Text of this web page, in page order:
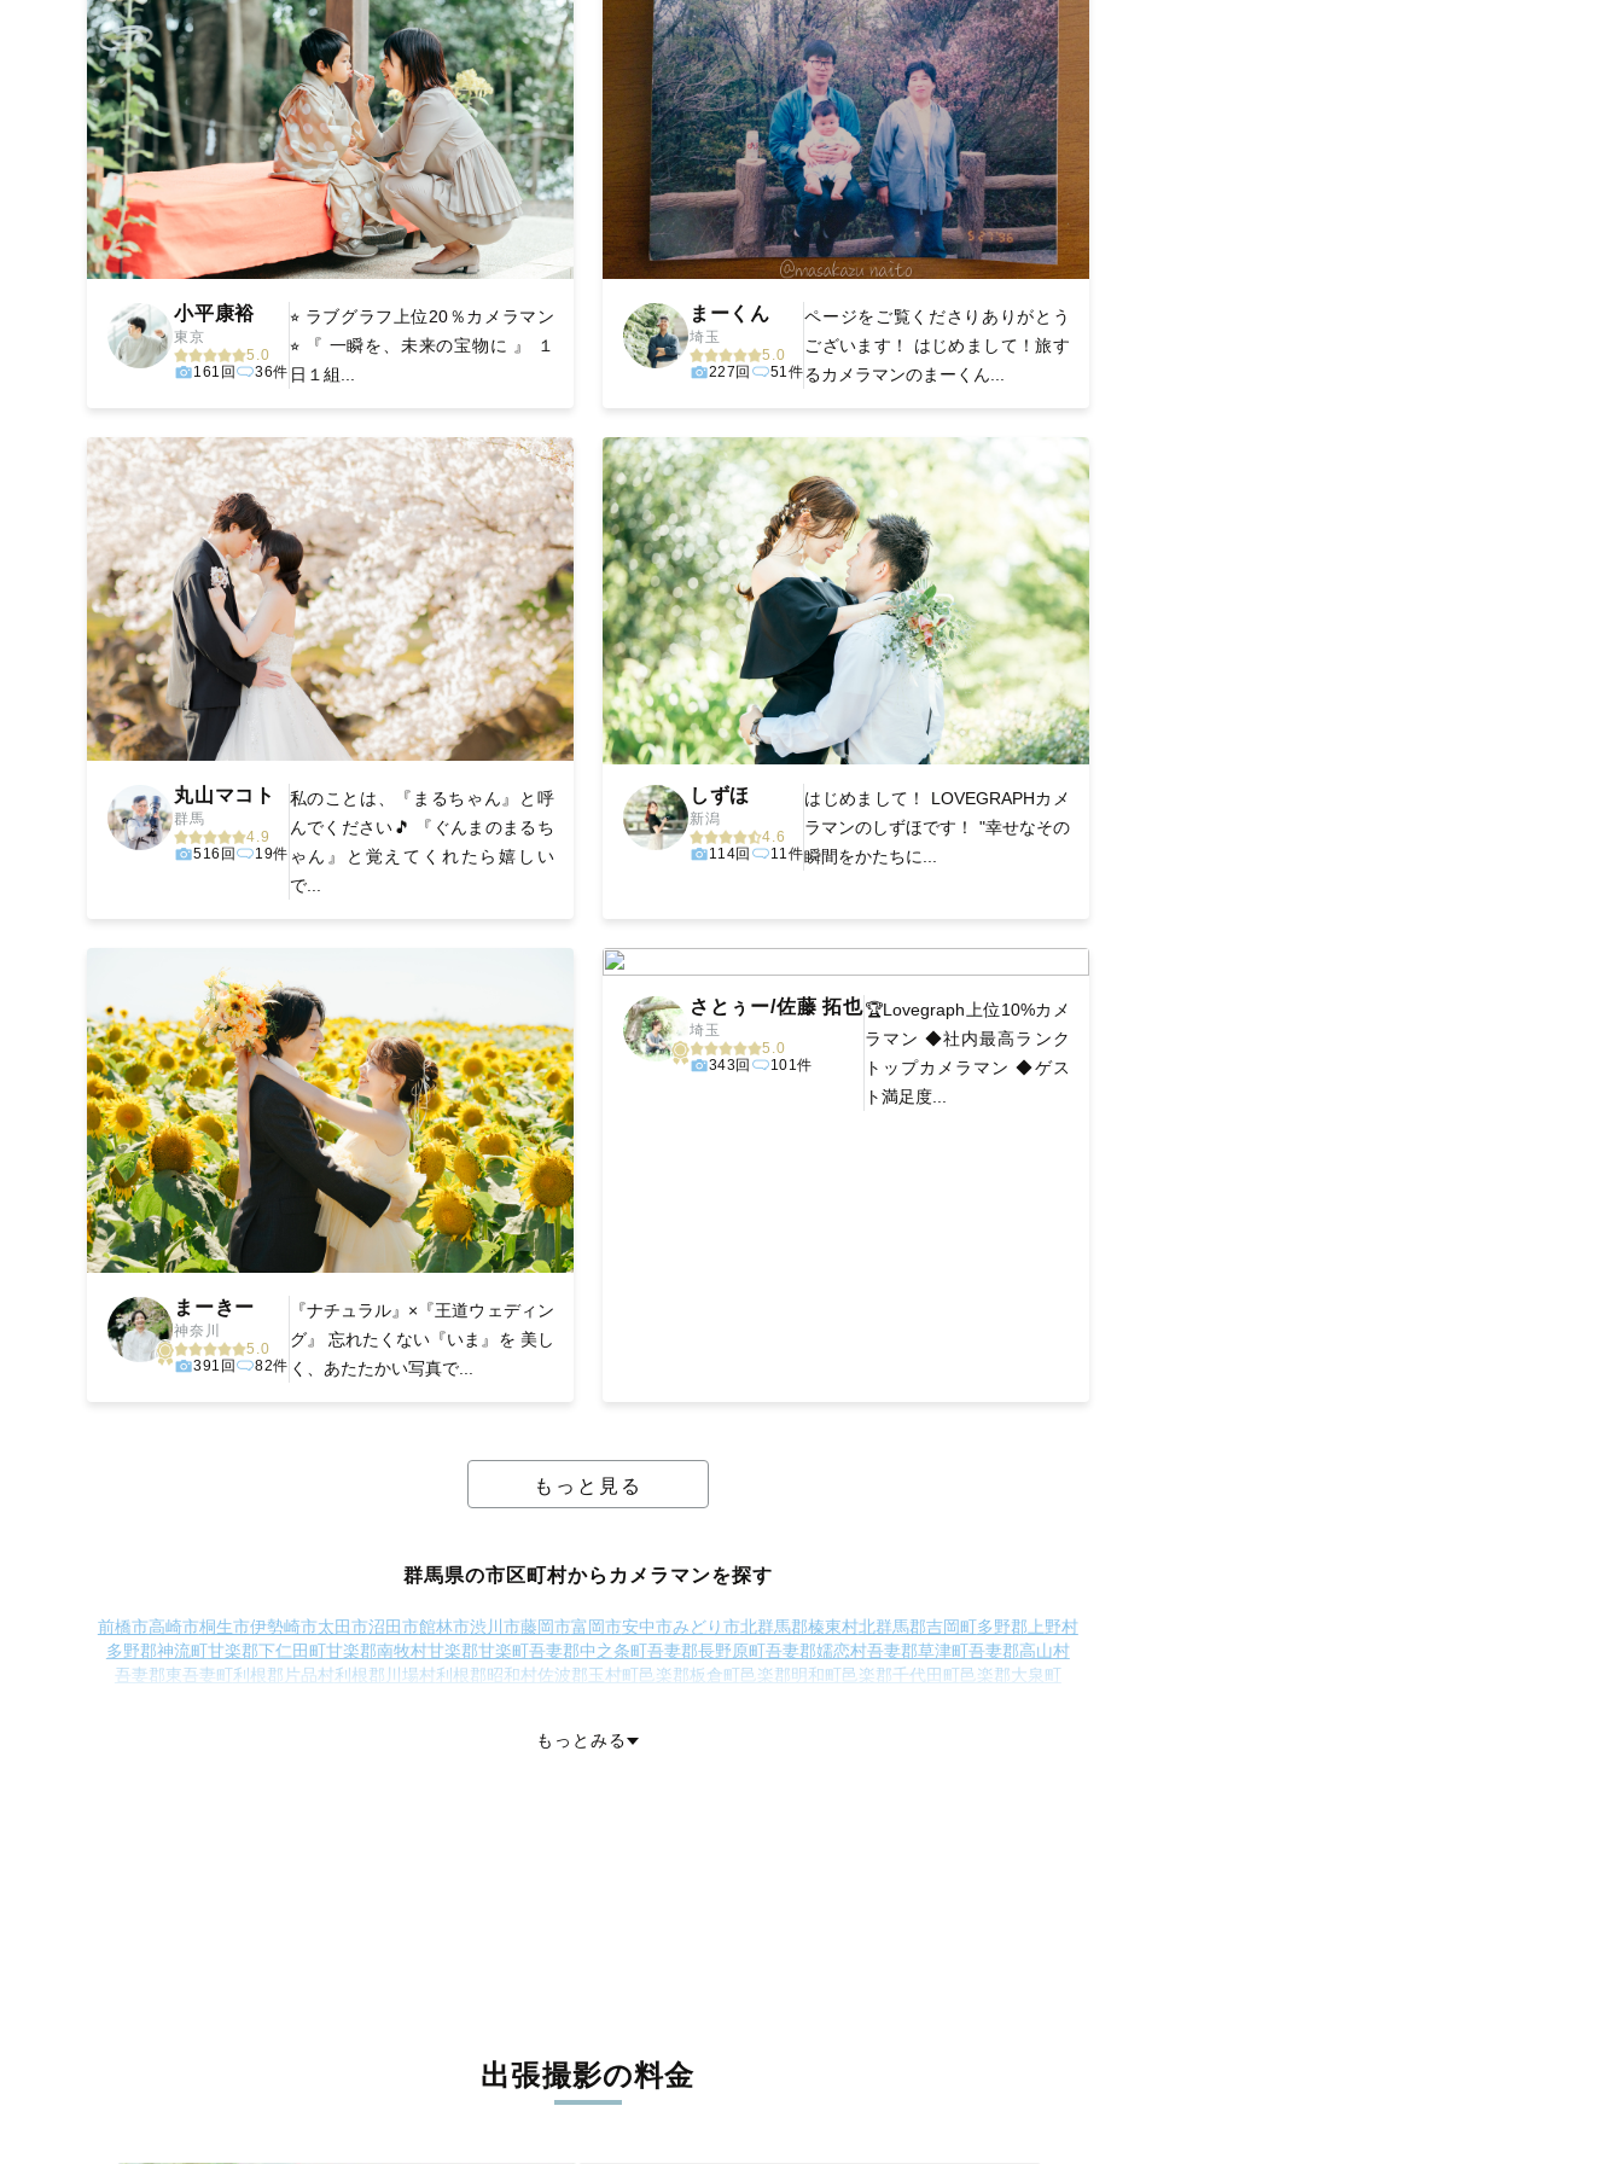
小平康裕
東京
5.0
161回
36件
⭐︎ ラブグラフ上位20％カメラマン
⭐︎ 『 一瞬を、未来の宝物に 』 １
日１組...
まーくん
埼玉
5.0
227回
51件
ページをご覧くださりありがとう
ございます！ はじめまして！旅す
るカメラマンのまーくん...
丸山マコト
群馬
4.9
516回
19件
私のことは、『まるちゃん』と呼
んでください🎵 『ぐんまのまるち
ゃん』と覚えてくれたら嬉しい
で...
しずほ
新潟
4.6
114回
11件
はじめまして！ LOVEGRAPHカメ
ラマンのしずほです！ "幸せなその
瞬間をかたちに...
まーきー
神奈川
5.0
391回
82件
『ナチュラル』×『王道ウェディン
グ』 忘れたくない『いま』を 美し
く、あたたかい写真で...
さとぅー/佐藤 拓也
埼玉
5.0
343回
101件
🏆Lovegraph上位10%カメ
ラマン ◆社内最高ランク
トップカメラマン ◆ゲス
ト満足度...
もっと見る
群馬県の市区町村からカメラマンを探す
前橋市高崎市桐生市伊勢崎市太田市沼田市館林市渋川市藤岡市富岡市安中市みどり市北群馬郡榛東村北群馬郡吉岡町多野郡上野村
多野郡神流町甘楽郡下仁田町甘楽郡南牧村甘楽郡甘楽町吾妻郡中之条町吾妻郡長野原町吾妻郡嬬恋村吾妻郡草津町吾妻郡高山村
吾妻郡東吾妻町利根郡片品村利根郡川場村利根郡昭和村佐波郡玉村町邑楽郡板倉町邑楽郡明和町邑楽郡千代田町邑楽郡大泉町
もっとみる
出張撮影の料金